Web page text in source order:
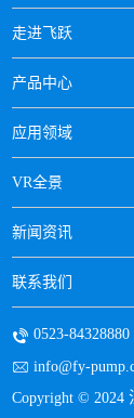
走进飞跃
产品中心
应用领域
VR全景
新闻资讯
联系我们
0523-84328880
info@fy-
Copyright © 2024